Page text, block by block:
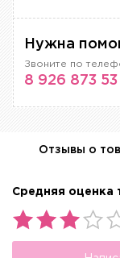
Нужна
Звоните по
8 926 873
Отзывы о
Средняя оценка